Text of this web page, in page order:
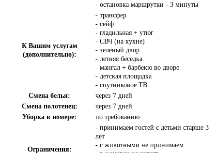
- остановка маршрутки - 3 минуты
К Вашим услугам
(дополнительно):
- трансфер
- сейф
- гладильная + утюг
- СВЧ (на кухне)
- зеленый двор
- летняя беседка
- мангал + барбекю во дворе
- детская площадка
- спутниковое ТВ
Смена белья:
через 7 дней
Смена полотенец:
через 7 дней
Уборка в номере:
по требованию
Ограничения:
- принимаем гостей с детьми старше 3
лет
- с животными не принимаем